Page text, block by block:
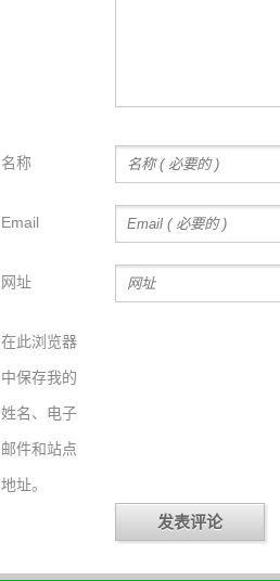
名称
Email
网址
在此浏览器
中保存我的
姓名、电子
邮件和站点
地址。